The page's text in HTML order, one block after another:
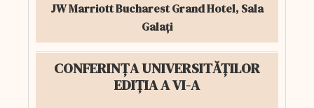
JW Marriott Bucharest Grand Hotel, Sala
Galați
CONFERINȚA UNIVERSITĂȚILOR
EDIȚIA A VI-A